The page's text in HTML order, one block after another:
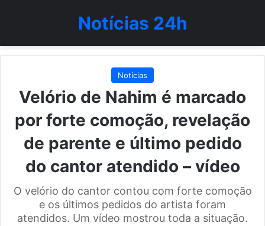
Notícias 24h
Notícias
Velório de Nahim é marcado
por forte comoção, revelação
de parente e último pedido
do cantor atendido – vídeo
O velório do cantor contou com forte comoção
e os últimos pedidos do artista foram
atendidos. Um vídeo mostrou toda a situação.